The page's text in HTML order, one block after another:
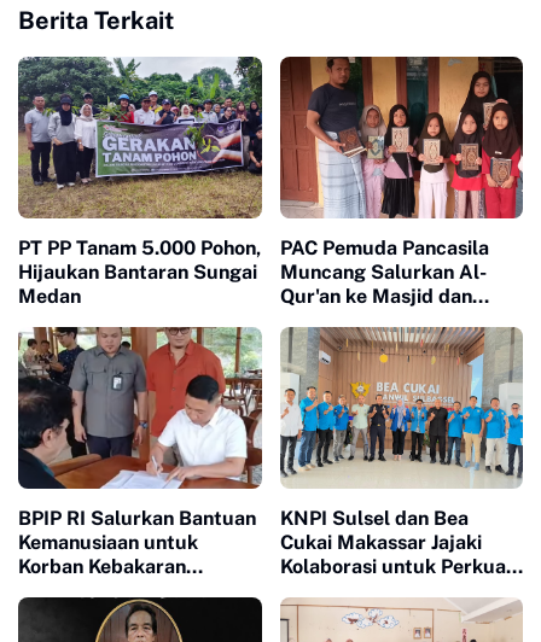
Berita Terkait
PT PP Tanam 5.000 Pohon,
Hijaukan Bantaran Sungai
Medan
PAC Pemuda Pancasila
Muncang Salurkan Al-
Qur'an ke Masjid dan
Kepedulian Sosial dan
Keagamaan
BPIP RI Salurkan Bantuan
Kemanusiaan untuk
Korban Kebakaran
KNPI Sulsel dan Bea
Cukai Makassar Jajaki
Kolaborasi untuk Perkuat